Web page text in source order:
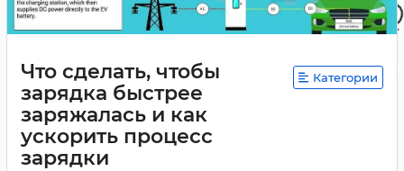
Что сделать, чтобы
зарядка быстрее
заряжалась и как
ускорить процесс
зарядки
Категории